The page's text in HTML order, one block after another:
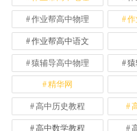
作业帮高中物理 作
作业帮高中语文
猿辅导高中物理
精华网
高中历史教程
高中数学教程